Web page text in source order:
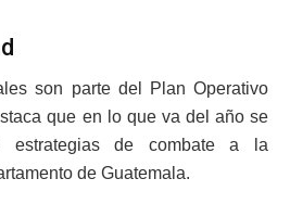
son parte del Plan Operativo
que en lo que va del año se
estrategias de combate a la
de Guatemala.